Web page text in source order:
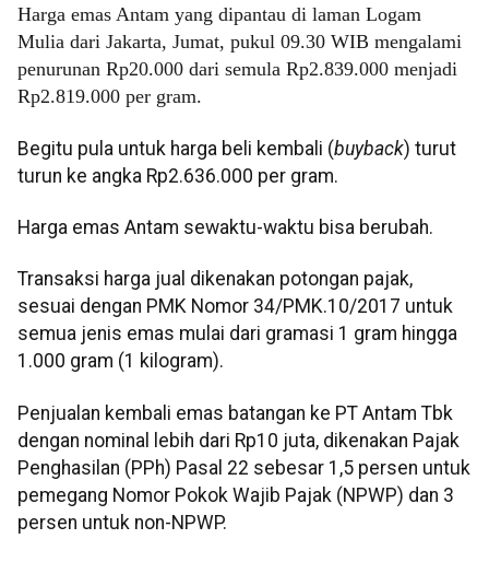
Harga emas Antam yang dipantau di laman Logam
Mulia dari Jakarta, Jumat, pukul 09.30 WIB mengalami
penurunan Rp20.000 dari semula Rp2.839.000 menjadi
Rp2.819.000 per gram.
Begitu pula untuk harga beli kembali (buyback) turut
turun ke angka Rp2.636.000 per gram.
Harga emas Antam sewaktu-waktu bisa berubah.
Transaksi harga jual dikenakan potongan pajak,
sesuai dengan PMK Nomor 34/PMK.10/2017 untuk
semua jenis emas mulai dari gramasi 1 gram hingga
1.000 gram (1 kilogram).
Penjualan kembali emas batangan ke PT Antam Tbk
dengan nominal lebih dari Rp10 juta, dikenakan Pajak
Penghasilan (PPh) Pasal 22 sebesar 1,5 persen untuk
pemegang Nomor Pokok Wajib Pajak (NPWP) dan 3
persen untuk non-NPWP.